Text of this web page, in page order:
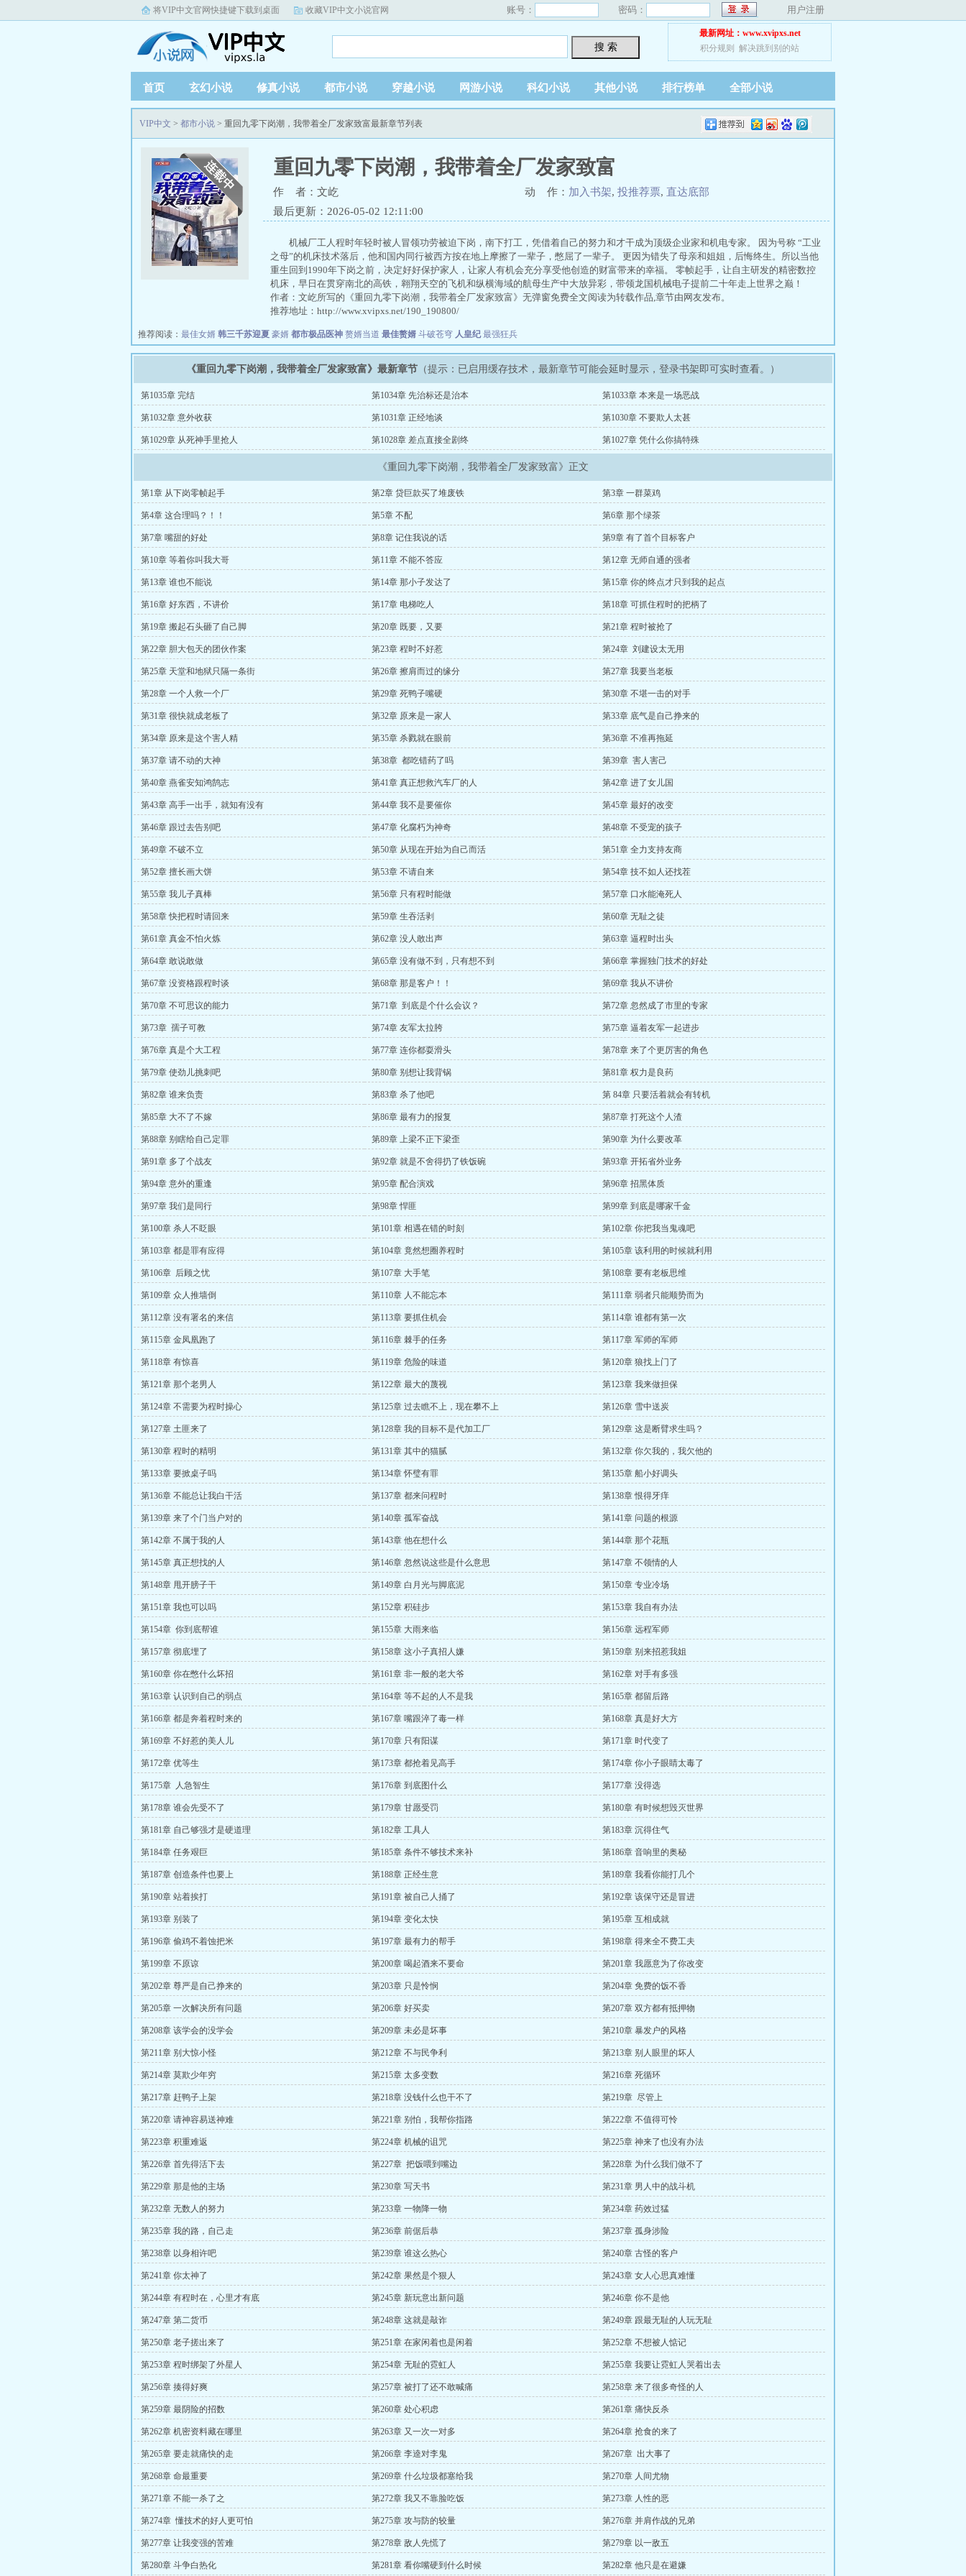
将VIP中文官网快捷键下载到桌面 收藏VIP中文小说官网 账号： 密码： 用户注册
搜 索
最新网址：www.xvipxs.net
积分规则
解决跳到别的站
首页 玄幻小说 修真小说 都市小说 穿越小说 网游小说 科幻小说 其他小说 排行榜单 全部小说
VIP中文 > 都市小说 > 重回九零下岗潮，我带着全厂发家致富最新章节列表
重回九零下岗潮，我带着全厂发家致富
作 者：文屹 动 作： 加入书架, 投推荐票, 直达底部
最后更新：2026-05-02 12:11:00
机械厂工人程时年轻时被人冒领功劳被迫下岗，南下打工，凭借着自己的努力和才干成为顶级企业家和机电专家。 因为号称 “工业
之母”的机床技术落后，他和国内同行被西方按在地上摩擦了一辈子，憋屈了一辈子。 更因为错失了母亲和姐姐，后悔终生。所以当他
重生回到1990年下岗之前，决定好好保护家人，让家人有机会充分享受他创造的财富带来的幸福。 零帧起手，让自主研发的精密数控
机床，早日在贯穿南北的高铁，翱翔天空的飞机和纵横海域的航母生产中大放异彩，带领龙国机械电子提前二十年走上世界之巅！
作者：文屹所写的《重回九零下岗潮，我带着全厂发家致富》无弹窗免费全文阅读为转载作品,章节由网友发布。
推荐地址：http://www.xvipxs.net/190_190800/
推荐阅读： 最佳女婿 韩三千苏迎夏 豪婿 都市极品医神 赘婿当道 最佳赘婿 斗破苍穹 人皇纪 最强狂兵
《重回九零下岗潮，我带着全厂发家致富》最新章节 （提示：已启用缓存技术，最新章节可能会延时显示，登录书架即可实时查看。）
第1035章 完结 第1034章 先治标还是治本 第1033章 本来是一场恶战
第1032章 意外收获 第1031章 正经地谈 第1030章 不要欺人太甚
第1029章 从死神手里抢人 第1028章 差点直接全剧终 第1027章 凭什么你搞特殊
《重回九零下岗潮，我带着全厂发家致富》正文
第1章 从下岗零帧起手 第2章 贷巨款买了堆废铁 第3章 一群菜鸡
第4章 这合理吗？！！ 第5章 不配 第6章 那个绿茶
第7章 嘴甜的好处 第8章 记住我说的话 第9章 有了首个目标客户
第10章 等着你叫我大哥 第11章 不能不答应 第12章 无师自通的强者
第13章 谁也不能说 第14章 那小子发达了 第15章 你的终点才只到我的起点
第16章 好东西，不讲价 第17章 电梯吃人 第18章 可抓住程时的把柄了
第19章 搬起石头砸了自己脚 第20章 既要，又要 第21章 程时被抢了
第22章 胆大包天的团伙作案 第23章 程时不好惹 第24章 刘建设太无用
第25章 天堂和地狱只隔一条街 第26章 擦肩而过的缘分 第27章 我要当老板
第28章 一个人救一个厂 第29章 死鸭子嘴硬 第30章 不堪一击的对手
第31章 很快就成老板了 第32章 原来是一家人 第33章 底气是自己挣来的
第34章 原来是这个害人精 第35章 杀戮就在眼前 第36章 不准再拖延
第37章 请不动的大神 第38章 都吃错药了吗 第39章 害人害己
第40章 燕雀安知鸿鹄志 第41章 真正想救汽车厂的人 第42章 进了女儿国
第43章 高手一出手，就知有没有 第44章 我不是要催你 第45章 最好的改变
第46章 跟过去告别吧 第47章 化腐朽为神奇 第48章 不受宠的孩子
第49章 不破不立 第50章 从现在开始为自己而活 第51章 全力支持友商
第52章 擅长画大饼 第53章 不请自来 第54章 技不如人还找茬
第55章 我儿子真棒 第56章 只有程时能做 第57章 口水能淹死人
第58章 快把程时请回来 第59章 生吞活剥 第60章 无耻之徒
第61章 真金不怕火炼 第62章 没人敢出声 第63章 逼程时出头
第64章 敢说敢做 第65章 没有做不到，只有想不到 第66章 掌握独门技术的好处
第67章 没资格跟程时谈 第68章 那是客户！！ 第69章 我从不讲价
第70章 不可思议的能力 第71章 到底是个什么会议？ 第72章 忽然成了市里的专家
第73章 孺子可教 第74章 友军太拉胯 第75章 逼着友军一起进步
第76章 真是个大工程 第77章 连你都耍滑头 第78章 来了个更厉害的角色
第79章 使劲儿挑刺吧 第80章 别想让我背锅 第81章 权力是良药
第82章 谁来负责 第83章 杀了他吧 第 84章 只要活着就会有转机
第85章 大不了不嫁 第86章 最有力的报复 第87章 打死这个人渣
第88章 别瞎给自己定罪 第89章 上梁不正下梁歪 第90章 为什么要改革
第91章 多了个战友 第92章 就是不舍得扔了铁饭碗 第93章 开拓省外业务
第94章 意外的重逢 第95章 配合演戏 第96章 招黑体质
第97章 我们是同行 第98章 悍匪 第99章 到底是哪家千金
第100章 杀人不眨眼 第101章 相遇在错的时刻 第102章 你把我当鬼魂吧
第103章 都是罪有应得 第104章 竟然想圈养程时 第105章 该利用的时候就利用
第106章 后顾之忧 第107章 大手笔 第108章 要有老板思维
第109章 众人推墙倒 第110章 人不能忘本 第111章 弱者只能顺势而为
第112章 没有署名的来信 第113章 要抓住机会 第114章 谁都有第一次
第115章 金凤凰跑了 第116章 棘手的任务 第117章 军师的军师
第118章 有惊喜 第119章 危险的味道 第120章 狼找上门了
第121章 那个老男人 第122章 最大的蔑视 第123章 我来做担保
第124章 不需要为程时操心 第125章 过去瞧不上，现在攀不上 第126章 雪中送炭
第127章 土匪来了 第128章 我的目标不是代加工厂 第129章 这是断臂求生吗？
第130章 程时的精明 第131章 其中的猫腻 第132章 你欠我的，我欠他的
第133章 要掀桌子吗 第134章 怀璧有罪 第135章 船小好调头
第136章 不能总让我白干活 第137章 都来问程时 第138章 恨得牙痒
第139章 来了个门当户对的 第140章 孤军奋战 第141章 问题的根源
第142章 不属于我的人 第143章 他在想什么 第144章 那个花瓶
第145章 真正想找的人 第146章 忽然说这些是什么意思 第147章 不领情的人
第148章 甩开膀子干 第149章 白月光与脚底泥 第150章 专业冷场
第151章 我也可以吗 第152章 积硅步 第153章 我自有办法
第154章 你到底帮谁 第155章 大雨来临 第156章 远程军师
第157章 彻底埋了 第158章 这小子真招人嫌 第159章 别来招惹我姐
第160章 你在憋什么坏招 第161章 非一般的老大爷 第162章 对手有多强
第163章 认识到自己的弱点 第164章 等不起的人不是我 第165章 都留后路
第166章 都是奔着程时来的 第167章 嘴跟淬了毒一样 第168章 真是好大方
第169章 不好惹的美人儿 第170章 只有阳谋 第171章 时代变了
第172章 优等生 第173章 都抢着见高手 第174章 你小子眼睛太毒了
第175章 人急智生 第176章 到底图什么 第177章 没得选
第178章 谁会先受不了 第179章 甘愿受罚 第180章 有时候想毁灭世界
第181章 自己够强才是硬道理 第182章 工具人 第183章 沉得住气
第184章 任务艰巨 第185章 条件不够技术来补 第186章 音响里的奥秘
第187章 创造条件也要上 第188章 正经生意 第189章 我看你能打几个
第190章 站着挨打 第191章 被自己人捅了 第192章 该保守还是冒进
第193章 别装了 第194章 变化太快 第195章 互相成就
第196章 偷鸡不着蚀把米 第197章 最有力的帮手 第198章 得来全不费工夫
第199章 不原谅 第200章 喝起酒来不要命 第201章 我愿意为了你改变
第202章 尊严是自己挣来的 第203章 只是怜悯 第204章 免费的饭不香
第205章 一次解决所有问题 第206章 好买卖 第207章 双方都有抵押物
第208章 该学会的没学会 第209章 未必是坏事 第210章 暴发户的风格
第211章 别大惊小怪 第212章 不与民争利 第213章 别人眼里的坏人
第214章 莫欺少年穷 第215章 太多变数 第216章 死循环
第217章 赶鸭子上架 第218章 没钱什么也干不了 第219章 尽管上
第220章 请神容易送神难 第221章 别怕，我帮你指路 第222章 不值得可怜
第223章 积重难返 第224章 机械的诅咒 第225章 神来了也没有办法
第226章 首先得活下去 第227章 把饭喂到嘴边 第228章 为什么我们做不了
第229章 那是他的主场 第230章 写天书 第231章 男人中的战斗机
第232章 无数人的努力 第233章 一物降一物 第234章 药效过猛
第235章 我的路，自己走 第236章 前倨后恭 第237章 孤身涉险
第238章 以身相许吧 第239章 谁这么热心 第240章 古怪的客户
第241章 你太神了 第242章 果然是个狠人 第243章 女人心思真难懂
第244章 有程时在，心里才有底 第245章 新玩意出新问题 第246章 你不是他
第247章 第二货币 第248章 这就是敲诈 第249章 跟最无耻的人玩无耻
第250章 老子搓出来了 第251章 在家闲着也是闲着 第252章 不想被人惦记
第253章 程时绑架了外星人 第254章 无耻的霓虹人 第255章 我要让霓虹人哭着出去
第256章 揍得好爽 第257章 被打了还不敢喊痛 第258章 来了很多奇怪的人
第259章 最阴险的招数 第260章 处心积虑 第261章 痛快反杀
第262章 机密资料藏在哪里 第263章 又一次一对多 第264章 抢食的来了
第265章 要走就痛快的走 第266章 李逵对李鬼 第267章 出大事了
第268章 命最重要 第269章 什么垃圾都塞给我 第270章 人间尤物
第271章 不能一杀了之 第272章 我又不靠脸吃饭 第273章 人性的恶
第274章 懂技术的好人更可怕 第275章 攻与防的较量 第276章 并肩作战的兄弟
第277章 让我变强的苦难 第278章 敌人先慌了 第279章 以一敌五
第280章 斗争白热化 第281章 看你嘴硬到什么时候 第282章 他只是在避嫌